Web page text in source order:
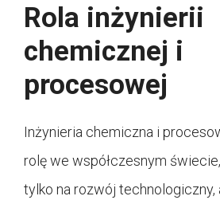
Rola inżynierii
chemicznej i
procesowej
Inżynieria chemiczna i
rolę we współczesnym
tylko na rozwój technologiczny,